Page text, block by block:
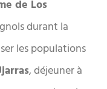
de Los
durant la
les populations
, déjeuner à